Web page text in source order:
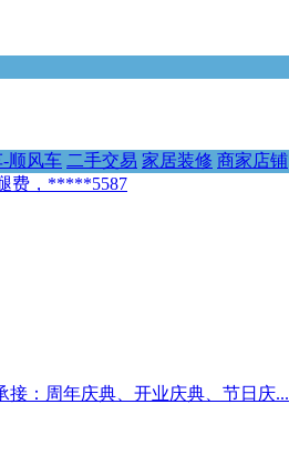
顺风车 二手交易 家居装修 商家店铺
费，*****5587
：周年庆典、开业庆典、节日庆...